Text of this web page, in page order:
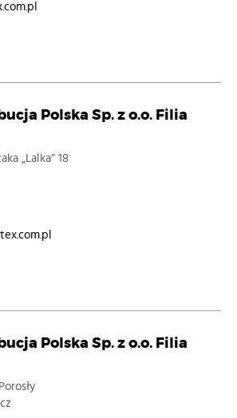
Polska Sp. z o.o. Filia
„Lalka” 18
Polska Sp. z o.o. Filia